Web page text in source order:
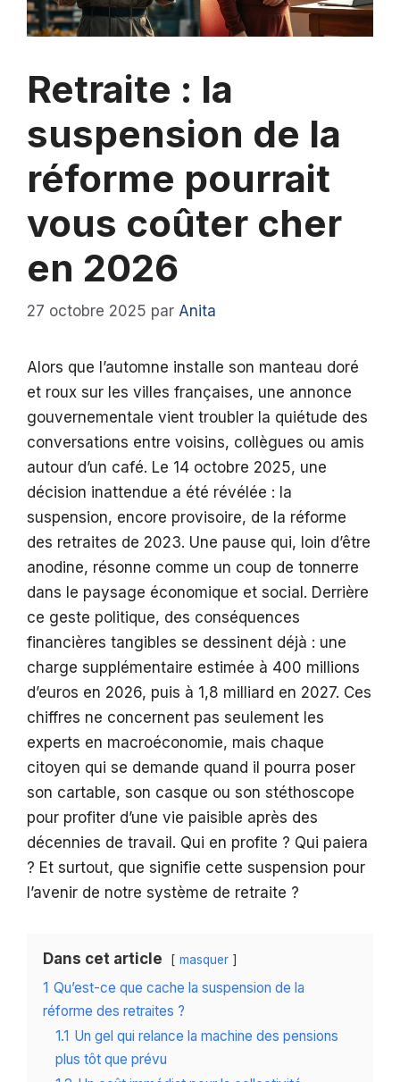
Retraite : la
suspension de la
réforme pourrait
vous coûter cher
en 2026
27 octobre 2025 par Anita
Alors que l’automne installe son manteau doré
et roux sur les villes françaises, une annonce
gouvernementale vient troubler la quiétude des
conversations entre voisins, collègues ou amis
autour d’un café. Le 14 octobre 2025, une
décision inattendue a été révélée : la
suspension, encore provisoire, de la réforme
des retraites de 2023. Une pause qui, loin d’être
anodine, résonne comme un coup de tonnerre
dans le paysage économique et social. Derrière
ce geste politique, des conséquences
financières tangibles se dessinent déjà : une
charge supplémentaire estimée à 400 millions
d’euros en 2026, puis à 1,8 milliard en 2027. Ces
chiffres ne concernent pas seulement les
experts en macroéconomie, mais chaque
citoyen qui se demande quand il pourra poser
son cartable, son casque ou son stéthoscope
pour profiter d’une vie paisible après des
décennies de travail. Qui en profite ? Qui paiera
? Et surtout, que signifie cette suspension pour
l’avenir de notre système de retraite ?
Dans cet article masquer
1 Qu’est-ce que cache la suspension de la
réforme des retraites ?
1.1 Un gel qui relance la machine des pensions
plus tôt que prévu